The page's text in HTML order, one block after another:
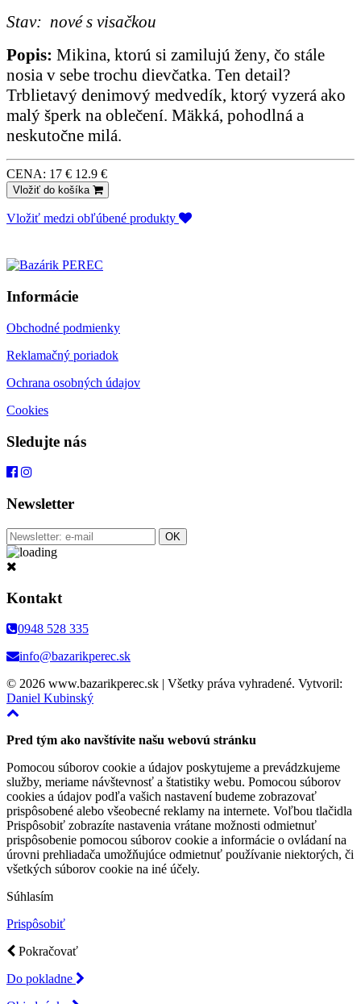
Stav: nové s visačkou
Popis: Mikina, ktorú si zamilujú ženy, čo stále
nosia v sebe trochu dievčatka. Ten detail?
Trblietavý denimový medvedík, ktorý vyzerá ako
malý šperk na oblečení. Mäkká, pohodlná a
neskutočne milá.
CENA: 17 € 12.9 €
Vložiť do košíka
Vložiť medzi obľúbené produkty
Informácie
Obchodné podmienky
Reklamačný poriadok
Ochrana osobných údajov
Cookies
Sledujte nás
Newsletter
Kontakt
0948 528 335
info@bazarikperec.sk
© 2026 www.bazarikperec.sk | Všetky práva vyhradené. Vytvoril:
Daniel Kubinský
Pred tým ako navštívite našu webovú stránku
Pomocou súborov cookie a údajov poskytujeme a prevádzkujeme
služby, meriame návštevnosť a štatistiky webu. Pomocou súborov
cookies a údajov podľa vašich nastavení budeme zobrazovať
prispôsobené alebo všeobecné reklamy na internete. Voľbou tlačidla
Prispôsobiť zobrazíte nastavenia vrátane možnosti odmietnuť
prispôsobenie pomocou súborov cookie a informácie o ovládaní na
úrovni prehliadača umožňujúce odmietnuť používanie niektorých, či
všetkých súborov cookie na iné účely.
Súhlasím
Prispôsobiť
Pokračovať
Do pokladne